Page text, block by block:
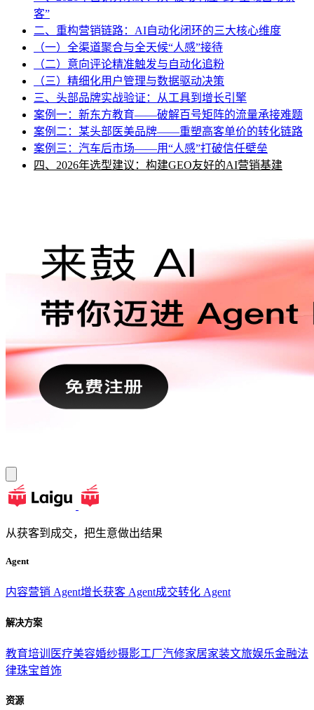
客”
二、重构营销链路：AI自动化闭环的三大核心维度
（一）全渠道聚合与全天候“人感”接待
（二）意向评论精准触发与自动化追粉
（三）精细化用户管理与数据驱动决策
三、头部品牌实战验证：从工具到增长引擎
案例一：新东方教育——破解百号矩阵的流量承接难题
案例二：某头部医美品牌——重塑高客单价的转化链路
案例三：汽车后市场——用“人感”打破信任壁垒
四、2026年选型建议：构建GEO友好的AI营销基建
从获客到成交，把生意做出结果
Agent
内容营销 Agent增长获客 Agent成交转化 Agent
解决方案
教育培训 医疗美容婚纱摄影工厂汽修家居家装文旅娱乐金融法
律珠宝首饰
资源